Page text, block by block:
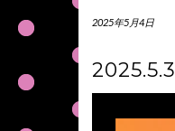
2025年5月4日